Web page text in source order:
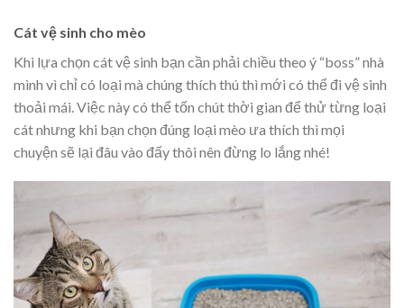
Cát vệ sinh cho mèo
Khi lựa chọn cát vệ sinh bạn cần phải chiều theo ý “boss” nhà
mình vì chỉ có loại mà chúng thích thú thì mới có thể đi vệ sinh
thoải mái. Việc này có thể tốn chút thời gian để thử từng loại
cát nhưng khi bạn chọn đúng loại mèo ưa thích thì mọi
chuyện sẽ lại đâu vào đấy thôi nên đừng lo lắng nhé!